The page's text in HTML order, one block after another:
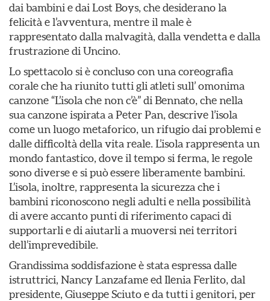
dai bambini e dai Lost Boys, che desiderano la
felicità e l’avventura, mentre il male è
rappresentato dalla malvagità, dalla vendetta e dalla
frustrazione di Uncino.
Lo spettacolo si è concluso con una coreografia
corale che ha riunito tutti gli atleti sull’ omonima
canzone “L’isola che non c’è” di Bennato, che nella
sua canzone ispirata a Peter Pan, descrive l’isola
come un luogo metaforico, un rifugio dai problemi e
dalle difficoltà della vita reale. L’isola rappresenta un
mondo fantastico, dove il tempo si ferma, le regole
sono diverse e si può essere liberamente bambini.
L’isola, inoltre, rappresenta la sicurezza che i
bambini riconoscono negli adulti e nella possibilità
di avere accanto punti di riferimento capaci di
supportarli e di aiutarli a muoversi nei territori
dell’imprevedibile.
Grandissima soddisfazione è stata espressa dalle
istruttrici, Nancy Lanzafame ed Ilenia Ferlito, dal
presidente, Giuseppe Sciuto e da tutti i genitori, per